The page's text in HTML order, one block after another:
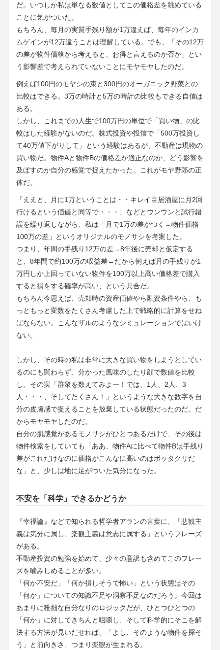
だ。いつしか私は単なる数値としてこの価格差を眺めている
ことに気がついた。
もちろん、毎月の実質手残り額が1万違えば、毎年のインカ
ムゲインが12万違うことは理解している。でも、「その12万
の差が物件価格から考えると、お得と言えるのか否か」とい
う影響差で考えられていないことにモヤモヤしたのだ。
例えば100円のモヤシの束と300円のオーガニック野菜との
比較はできる。3万の時計と5万の時計の比較もできる自信は
ある。
しかし、これまでの人生で100万円の単位で「買い物」の比
較はした経験がないのだ。株式投資や投信で「500万投資し
て40万値下がりして」という経験はあるが、不動産は現物の
買い物だ。物件Aと物件Bの価格差が適正なのか、どう影響を
及ぼすのか自分の感覚で捉えたかった。これがモヤ野郎の正
体だ。
「ええと、月に1万ということは・・キレイ目居酒屋に月2回
行けるという価値と同等で・・・」などとウンウンと試行錯
誤を繰り返しながら、私は「月で1万の差がつく＝物件価格
100万の差」というオリジナルのモノサシを考案した。
つまり、年間の手残り12万の差→8年後に売却と仮定する
と、8年間で約100万の収益差→だから例えば月の手残りが1
万円しか上回っていない物件を100万以上高い価格差で購入
すると損をする確率が高い、という具合だ。
もちろん今思えば、売却時の資産価値やら融資条件やら、も
っともっと変数をたくさん考慮した上で戦略的に計算をせね
ばならない。こんなザルのようなシミュレーションではいけ
ない。
しかし、その時の私は非常に大きな買い物をしようとしてい
るのにも関わらず、分かった風味のしたり顔で数値を比較
し、その実「群衆を数えてみよー！では、1人、2人、3
人・・・、そしてたくさん！」というような大きな数字を自
分の皮膚感で捉えることを放棄している状態だったのだ。だ
からモヤモヤしたのだ。
自分の肌感覚があるモノサシがひとつあるだけで、その後は
物件検索をしていても「ああ、物件Aに比べて物件Bは手残り
差がこれだけなのに価格がこんなに高いのはボッタクリだ
な」と、少しは地に足がついた気分になった。
不安を「科学」できるかどうか
『幸福論』などで知られる哲学者アランの言葉に、「悲観主
義は気分に属し、楽観主義は意志に属する」というフレーズ
がある。
不動産投資の勉強を始めて、少々の意訳も含めてこのフレー
ズを噛みしめることが多い。
「何か不安だ」「何か損しそうで怖い」という状態はその
「何か」についての知識不足や洞察不足なのだろう。今回は
あまりに稚拙な自分なりのロジックだが、ひとつひとつの
「何か」に対してきちんと咀嚼し、そして科学的にそこを解
決する方法が見いだせれば、「よし、そのような物件を探そ
う」と前向きさ、つまり楽観が生まれる。